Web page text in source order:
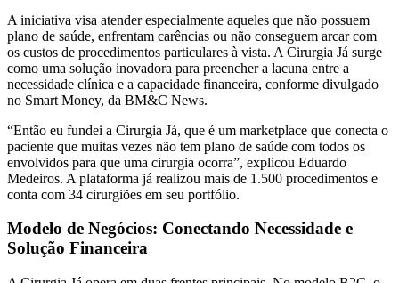
A iniciativa visa atender especialmente aqueles que não possuem
plano de saúde, enfrentam carências ou não conseguem arcar com
os custos de procedimentos particulares à vista. A Cirurgia Já surge
como uma solução inovadora para preencher a lacuna entre a
necessidade clínica e a capacidade financeira, conforme divulgado
no Smart Money, da BM&C News.
“Então eu fundei a Cirurgia Já, que é um marketplace que conecta o
paciente que muitas vezes não tem plano de saúde com todos os
envolvidos para que uma cirurgia ocorra”, explicou Eduardo
Medeiros. A plataforma já realizou mais de 1.500 procedimentos e
conta com 34 cirurgiões em seu portfólio.
Modelo de Negócios: Conectando Necessidade e
Solução Financeira